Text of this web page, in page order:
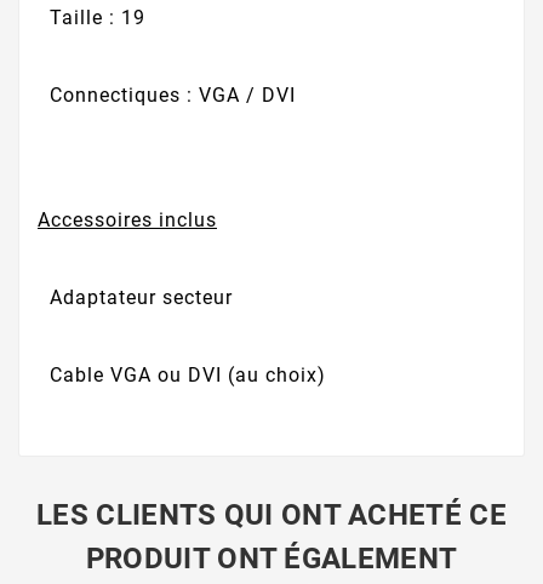
Taille : 19
Connectiques : VGA / DVI
Accessoires inclus
Adaptateur secteur
Cable VGA ou DVI (au choix)
LES CLIENTS QUI ONT ACHETÉ CE
PRODUIT ONT ÉGALEMENT